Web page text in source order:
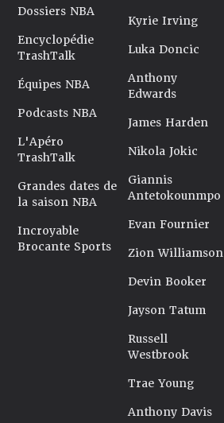
Dossiers NBA
Encyclopédie
TrashTalk
Équipes NBA
Podcasts NBA
L'Apéro
TrashTalk
Grandes dates de
la saison NBA
Incroyable
Brocante Sports
Kyrie Irving
Luka Doncic
Anthony
Edwards
James Harden
Nikola Jokic
Giannis
Antetokounmpo
Evan Fournier
Zion Williamson
Devin Booker
Jayson Tatum
Russell
Westbrook
Trae Young
Anthony Davis